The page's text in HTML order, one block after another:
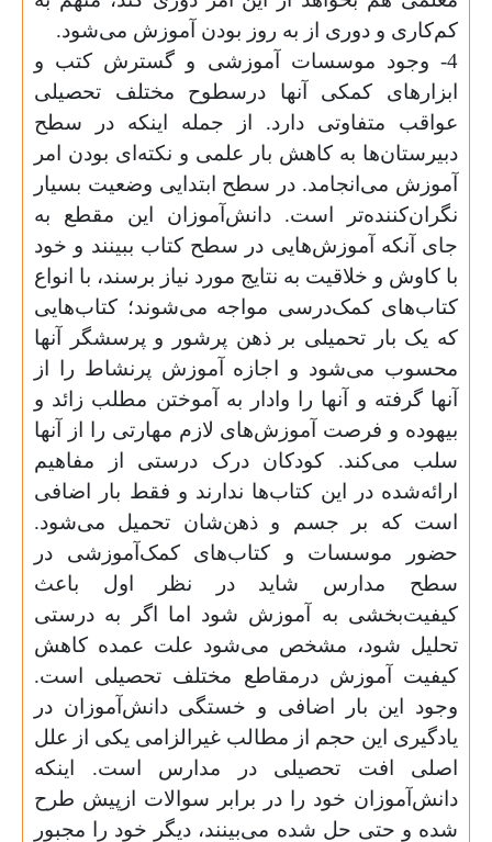
کم‌کاری و دوری از به روز بودن آموزش می‌شود.
4- وجود موسسات آموزشی و گسترش کتب و
ابزارهای کمکی آنها درسطوح مختلف تحصیلی
عواقب متفاوتی دارد. از جمله اینکه‌ در سطح
دبیرستان‌ها به کاهش بار علمی و نکته‌ای بودن امر
آموزش می‌انجامد. در سطح ابتدایی وضعیت بسیار
نگران‌کننده‌تر است. دانش‌آموزان این مقطع به
جای آنکه آموزش‌هایی در سطح کتاب ببینند و خود
با کاوش و خلاقیت به نتایج مورد نیاز برسند، با انواع
کتاب‌های کمک‌درسی مواجه می‌شوند؛ کتاب‌هایی
که یک بار تحمیلی بر ذهن پرشور و پرسشگر آنها
محسوب می‌شود و اجازه آموزش پرنشاط را از
آنها گرفته و آنها را وادار به آموختن مطلب زائد و
بیهوده و فرصت آموزش‌های لازم مهارتی را از آنها
سلب می‌کند. کودکان درک درستی از مفاهیم
ارائه‌شده در این کتاب‌ها ندارند و فقط بار اضافی
است که بر جسم و ذهن‌شان تحمیل می‌شود.
حضور موسسات و کتاب‌های کمک‌آموزشی در
سطح مدارس شاید در نظر اول باعث
کیفیت‌بخشی به آموزش شود‌ اما اگر به درستی
تحلیل شود، مشخص می‌شود علت عمده کاهش
کیفیت آموزش درمقاطع مختلف تحصیلی است.
وجود این بار اضافی و خستگی دانش‌آموزان در
یادگیری این حجم از مطالب غیرالزامی یکی از علل
اصلی افت تحصیلی در مدارس است. اینکه
دانش‌آموزان خود را در برابر سوالات ازپیش طرح
شده و حتی حل شده می‌بینند، دیگر خود را مجبور